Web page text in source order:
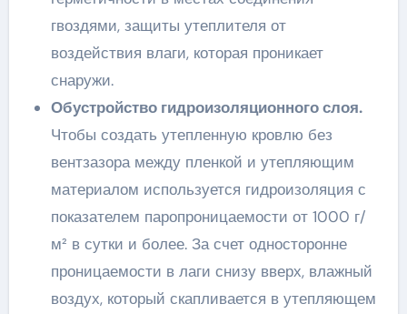
гвоздями, защиты утеплителя от
воздействия влаги, которая проникает
снаружи.
Обустройство гидроизоляционного слоя.
Чтобы создать утепленную кровлю без
вентзазора между пленкой и утепляющим
материалом используется гидроизоляция с
показателем паропроницаемости от 1000 г/
м² в сутки и более. За счет односторонне
проницаемости в лаги снизу вверх, влажный
воздух, который скапливается в утепляющем